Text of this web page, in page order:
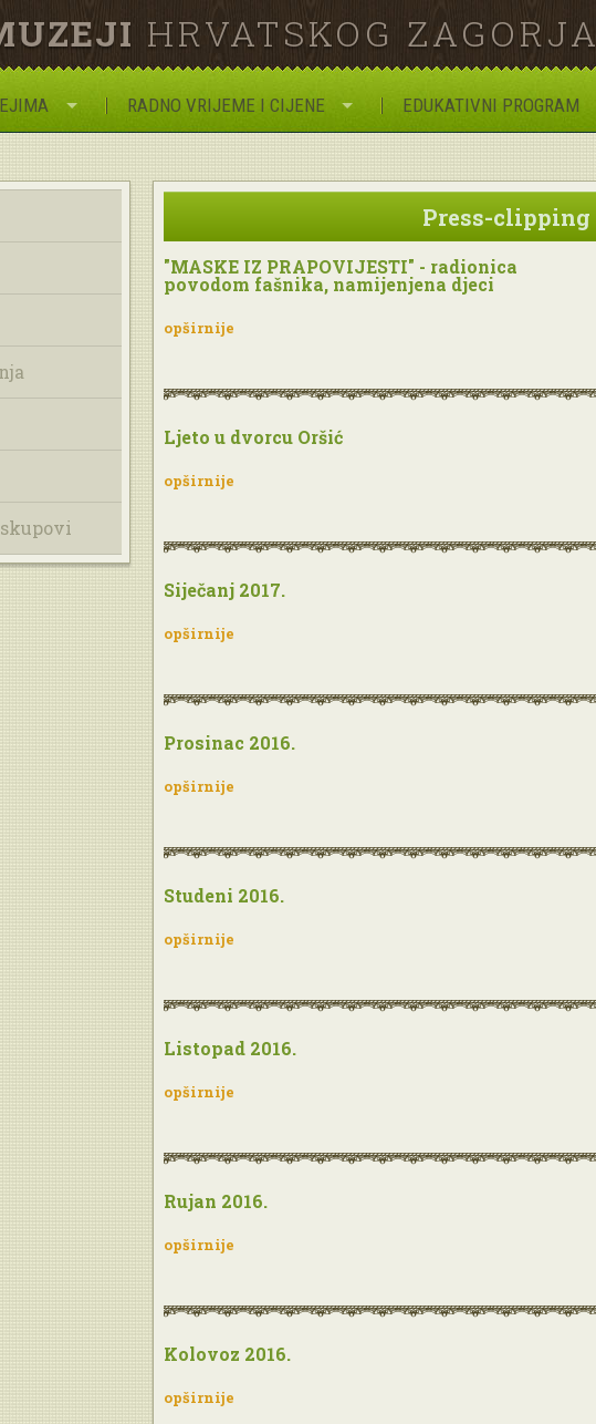
HRVATSKOG ZAGORJA
RADNO VRIJEME I CIJENE EDUKATIVNI PROGRAM
Press-clipping
"MASKE IZ PRAPOVIJESTI" - radionica
povodom fašnika, namijenjena djeci
opširnije
Ljeto u dvorcu Oršić
opširnije
Siječanj 2017.
opširnije
Prosinac 2016.
opširnije
Studeni 2016.
opširnije
Listopad 2016.
opširnije
Rujan 2016.
opširnije
Kolovoz 2016.
opširnije